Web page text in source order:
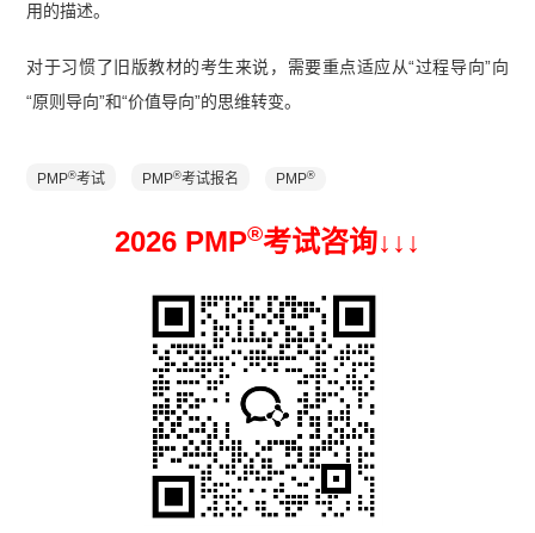
用的描述。
对于习惯了旧版教材的考生来说，需要重点适应从“过程导向”向
“原则导向”和“价值导向”的思维转变。
PMP®考试 PMP®考试报名 PMP®
2026 PMP®考试咨询↓ ↓ ↓